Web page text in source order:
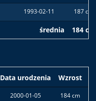
1993-02-11 187 cm
średnia 184 cm
Data urodzenia Wzrost
2000-01-05 184 cm